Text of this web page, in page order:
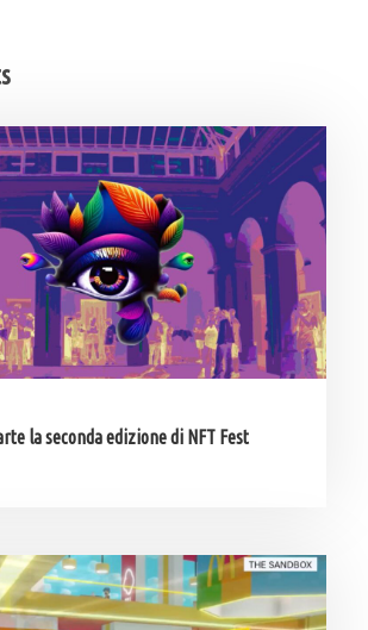
la seconda edizione di NFT Fest